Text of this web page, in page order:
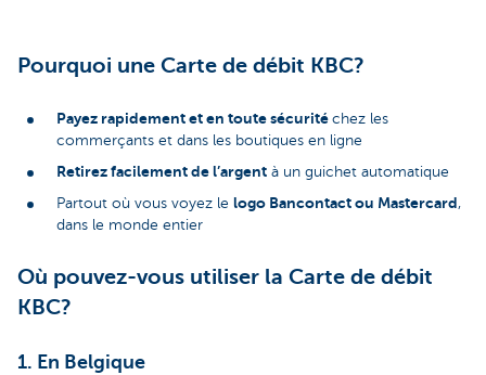
Pourquoi une Carte de débit KBC?
Payez rapidement et en toute sécurité chez les
commerçants et dans les boutiques en ligne
Retirez facilement de l’argent à un guichet automatique
Partout où vous voyez le logo Bancontact ou Mastercard,
dans le monde entier
Où pouvez-vous utiliser la Carte de débit
KBC?
1. En Belgique